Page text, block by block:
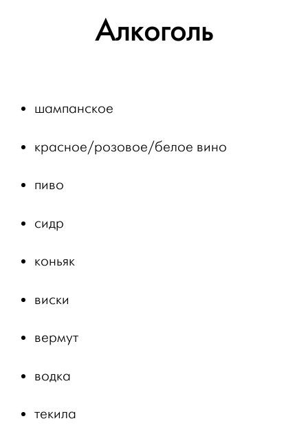
Алкоголь
шампанское
красное/розовое/белое вино
пиво
сидр
коньяк
виски
вермут
водка
текила